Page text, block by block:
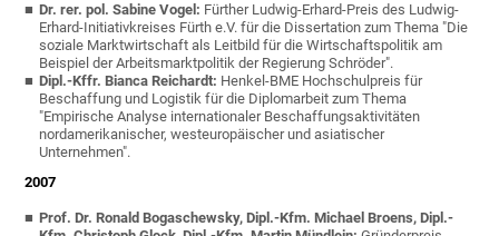
Dr. rer. pol. Sabine Vogel: Fürther Ludwig-Erhard-Preis des Ludwig-
Erhard-Initiativkreises Fürth e.V. für die Dissertation zum Thema "Die
soziale Marktwirtschaft als Leitbild für die Wirtschaftspolitik am
Beispiel der Arbeitsmarktpolitik der Regierung Schröder".
Dipl.-Kffr. Bianca Reichardt: Henkel-BME Hochschulpreis für
Beschaffung und Logistik für die Diplomarbeit zum Thema
"Empirische Analyse internationaler Beschaffungsaktivitäten
nordamerikanischer, westeuropäischer und asiatischer
Unternehmen".
2007
Prof. Dr. Ronald Bogaschewsky, Dipl.-Kfm. Michael Broens, Dipl.-